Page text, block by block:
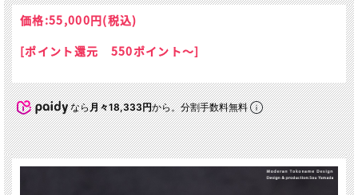
価格:55,000円(税込)
[ポイント還元 550ポイント～]
なら月々18,333円から。分割手数料無料